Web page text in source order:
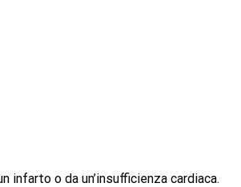
infarto o da un’insufficienza cardiaca.